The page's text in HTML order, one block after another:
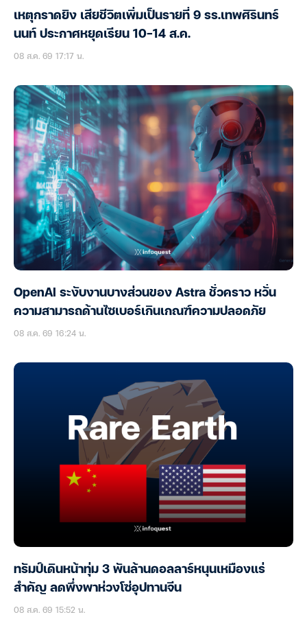
เหตุกราดยิง เสียชีวิตเพิ่มเป็นรายที่ 9 รร.เทพศิรินทร์
นนท์ ประกาศหยุดเรียน 10-14 ส.ค.
08 ส.ค. 69 17:17 น.
OpenAI ระงับงานบางส่วนของ Astra ชั่วคราว หวั่น
ความสามารถด้านไซเบอร์เกินเกณฑ์ความปลอดภัย
08 ส.ค. 69 16:24 น.
ทรัมป์เดินหน้าทุ่ม 3 พันล้านดอลลาร์หนุนเหมืองแร่
สำคัญ ลดพึ่งพาห่วงโซ่อุปทานจีน
08 ส.ค. 69 15:52 น.